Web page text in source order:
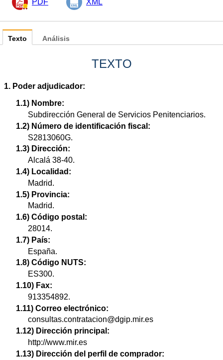
Texto
TEXTO
1. Poder adjudicador:
1.1) Nombre:
Subdirección General de Servicios Penitenciarios.
1.2) Número de identificación fiscal:
S2813060G.
1.3) Dirección:
Alcalá 38-40.
1.4) Localidad:
Madrid.
1.5) Provincia:
Madrid.
1.6) Código postal:
28014.
1.7) País:
España.
1.8) Código NUTS:
ES300.
1.10) Fax:
913354892.
1.11) Correo electrónico:
consultas.contratacion@dgip.mir.es
1.12) Dirección principal:
http://www.mir.es
1.13) Dirección del perfil de comprador:
Análisis